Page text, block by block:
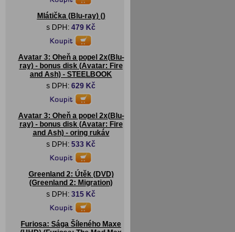
Mlátička (Blu-ray) ()
s DPH: 479 Kč
Avatar 3: Oheň a popel 2x(Blu-
ray) - bonus disk (Avatar: Fire
and Ash) - STEELBOOK
s DPH: 629 Kč
Avatar 3: Oheň a popel 2x(Blu-
ray) - bonus disk (Avatar: Fire
and Ash) - oring rukáv
s DPH: 533 Kč
Greenland 2: Útěk (DVD)
(Greenland 2: Migration)
s DPH: 315 Kč
Furiosa: Sága Šíleného Maxe